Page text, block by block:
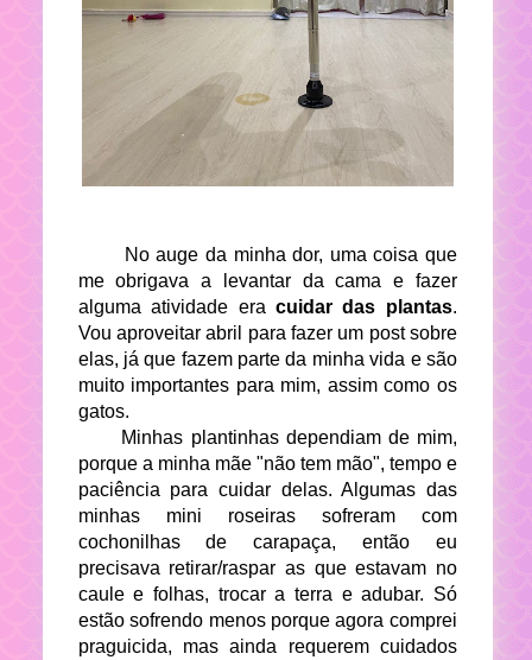
No auge da minha dor, uma coisa que
me obrigava a levantar da cama e fazer
alguma atividade eracuidar das plantas.
Vou aproveitar abril para fazer um post sobre
elas, já que fazem parte da minha vida e são
muito importantes para mim, assim como os
gatos.
Minhas plantinhas dependiam de mim,
porque a minha mãe "não tem mão", tempo e
paciência para cuidar delas. Algumas das
minhas mini roseiras sofreram com
cochonilhas de carapaça, então eu
precisava retirar/raspar as que estavam no
caule e folhas, trocar a terra e adubar. Só
estão sofrendo menos porque agora comprei
praguicida, mas ainda requerem cuidados